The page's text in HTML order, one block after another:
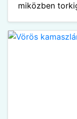
miközben